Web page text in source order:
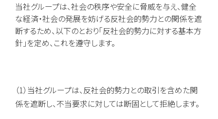
当社グループは、社会の秩序や安全に脅威を与え、健全
な経済・社会の発展を妨げる反社会的勢力との関係を遮
断するため、以下のとおり「反社会的勢力に対する基本方
針」を定め、これを遵守します。
（1）当社グループは、反社会的勢力との取引を含めた関
係を遮断し、不当要求に対しては断固として拒絶します。